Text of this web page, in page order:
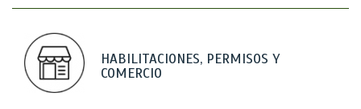
HABILITACIONES, PERMISOS Y
COMERCIO